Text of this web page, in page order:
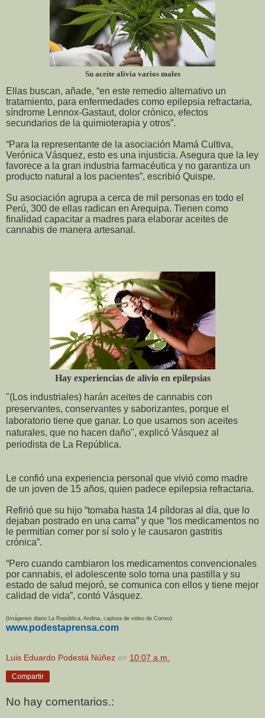
Su aceite alivia varios males
Ellas buscan, añade, “en este remedio alternativo un
tratamiento, para enfermedades como epilepsia refractaria,
síndrome Lennox-Gastaut, dolor crónico, efectos
secundarios de la quimioterapia y otros”.
“Para la representante de la asociación Mamá Cultiva,
Verónica Vásquez, esto es una injusticia. Asegura que la ley
favorece a la gran industria farmacéutica y no garantiza un
producto natural a los pacientes”, escribió Quispe.
Su asociación agrupa a cerca de mil personas en todo el
Perú, 300 de ellas radican en Arequipa. Tienen como
finalidad capacitar a madres para elaborar aceites de
cannabis de manera artesanal.
Hay experiencias de alivio en epilepsias
"(Los industriales) harán aceites de cannabis con
preservantes, conservantes y saborizantes, porque el
laboratorio tiene que ganar. Lo que usamos son aceites
naturales, que no hacen daño", explicó Vásquez al
periodista de La República.
Le confió una experiencia personal que vivió como madre
de un joven de 15 años, quien padece epilepsia refractaria.
Refirió que su hijo “tomaba hasta 14 píldoras al día, que lo
dejaban postrado en una cama” y que “los medicamentos no
le permitían comer por sí solo y le causaron gastritis
crónica”.
“Pero cuando cambiaron los medicamentos convencionales
por cannabis, el adolescente solo toma una pastilla y su
estado de salud mejoró, se comunica con ellos y tiene mejor
calidad de vida”, contó Vásquez.
(Imágenes diario La República, Andina, captura de video de Correo)
www.podestaprensa.com
Luis Eduardo Podestá Núñez en 10:07 a.m.
Compartir
No hay comentarios.: